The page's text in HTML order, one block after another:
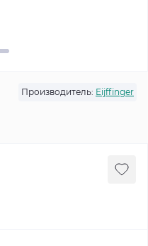
Производитель: Eijffinger